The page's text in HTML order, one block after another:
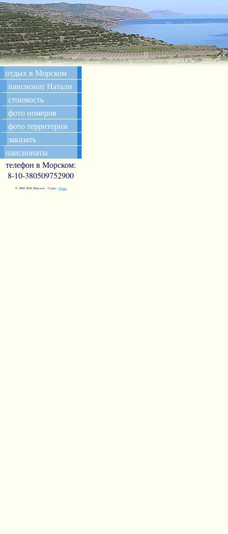
отдых в Морском
пансионат Натали
стоимость
фото номеров
фото территории
заказать
пансионаты
телефон в Морском:
8-10-380509752900
© 2005-2026 Морское: Судак : Крым